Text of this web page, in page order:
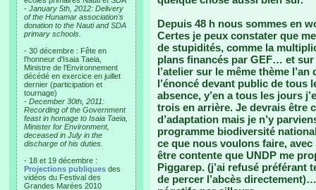
- January 5th, 2012: Delivery
of the Hunamar association's
donation to the Nauti and SDA
primary schools.
- 30 décembre : Fête en
l'honneur d'Isaia Taeia,
Ministre de l'Environnement
décédé en exercice en juillet
dernier (participation et
tournage)
- December 30th, 2011:
Recording of the Government
feast in homage to Isaia Taeia,
Minister for Environment,
deceased in July in the
discharge of his duties.
- 18 et 19 décembre :
Projections publiques des
vidéos du Festival des
Grandes Marées 2010
Depuis 48 h nous sommes en
Certes je peux constater que
de stupidités, comme la
plans financés par GEF… et sur
l’atelier sur le même thème
l’énoncé devant public de tous
absence, y’en a tous les jours
trois en arrière. Je devrais être
d’adaptation mais je n’y
programme biodiversité
ce que nous voulons faire,
être contente que UNDP me
Piggarep. (j’ai refusé préférant
de percer l’abcès